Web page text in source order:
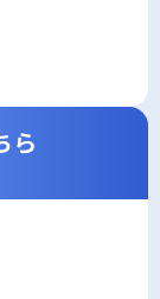
の取り扱い
の他の関連
ます。
保つよう努
措置を講じ
いてCookie
ら